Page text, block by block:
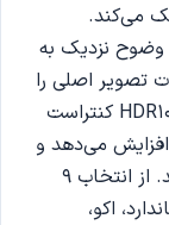
می‌کند.
تصویر اصلی را
حفظ می‌کند. محدوده رنگ پویا HDR10 Pro/HLG کنتراست
می‌دهد و
محتوای نمایش داده شده را واضح‌تر می‌کند. از انتخاب 9
اکو،